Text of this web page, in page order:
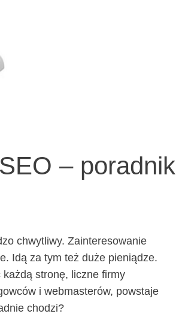
– poradnik
chwytliwy. Zainteresowanie
Idą za tym też duże pieniądze.
stronę, liczne firmy
i webmasterów, powstaje
chodzi?